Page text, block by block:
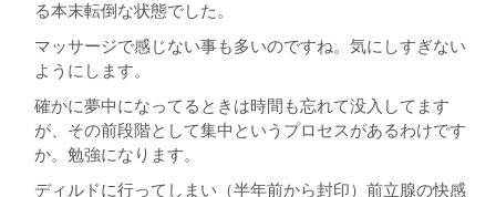
る本末転倒な状態でした。
マッサージで感じない事も多いのですね。気にしすぎない
ようにします。
確かに夢中になってるときは時間も忘れて没入してます
が、その前段階として集中というプロセスがあるわけです
か。勉強になります。
ディルドに行ってしまい（半年前から封印）前立腺の快感